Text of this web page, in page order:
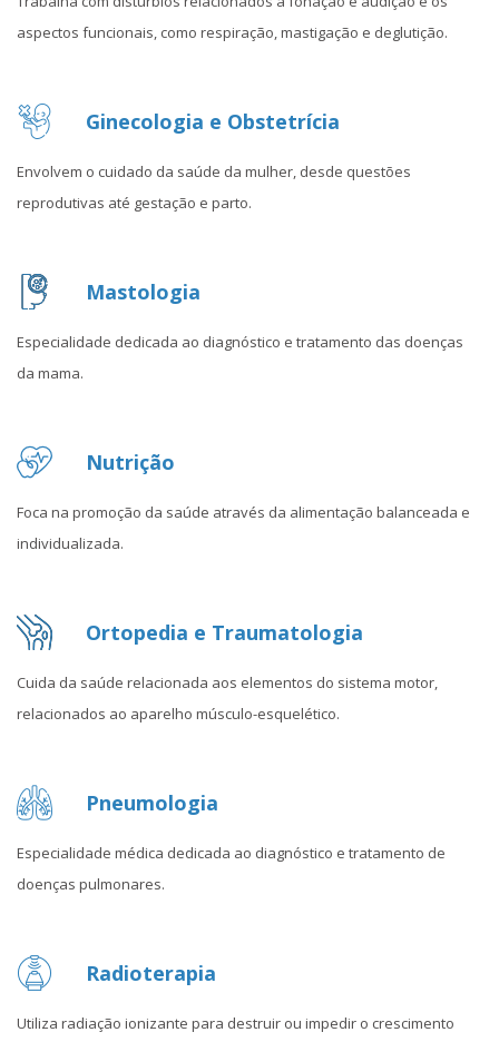
aspectos funcionais, como respiração, mastigação e deglutição.
Ginecologia e Obstetrícia
Envolvem o cuidado da saúde da mulher, desde questões
reprodutivas até gestação e parto.
Mastologia
Especialidade dedicada ao diagnóstico e tratamento das doenças
da mama.
Nutrição
Foca na promoção da saúde através da alimentação balanceada e
individualizada.
Ortopedia e Traumatologia
Cuida da saúde relacionada aos elementos do sistema motor,
relacionados ao aparelho músculo-esquelético.
Pneumologia
Especialidade médica dedicada ao diagnóstico e tratamento de
doenças pulmonares.
Radioterapia
Utiliza radiação ionizante para destruir ou impedir o crescimento